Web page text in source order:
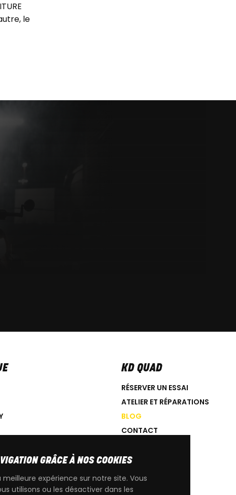
le
KD QUAD
RÉSERVER UN ESSAI
ATELIER ET RÉPARATIONS
BLOG
CONTACT
GRÂCE À NOS COOKIES
expérience sur notre site. Vous
utilisons ou les désactiver dans les